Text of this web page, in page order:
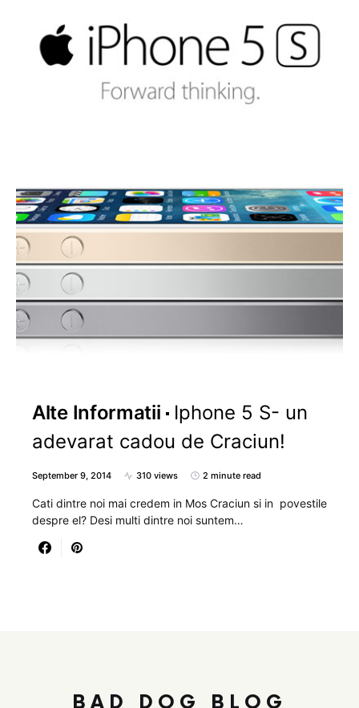
Alte Informatii
Iphone 5 S- un
adevarat cadou de Craciun!
September 9, 2014 310 views 2 minute read
Cati dintre noi mai credem in Mos Craciun si in povestile
despre el? Desi multi dintre noi suntem…
BAD DOG BLOG